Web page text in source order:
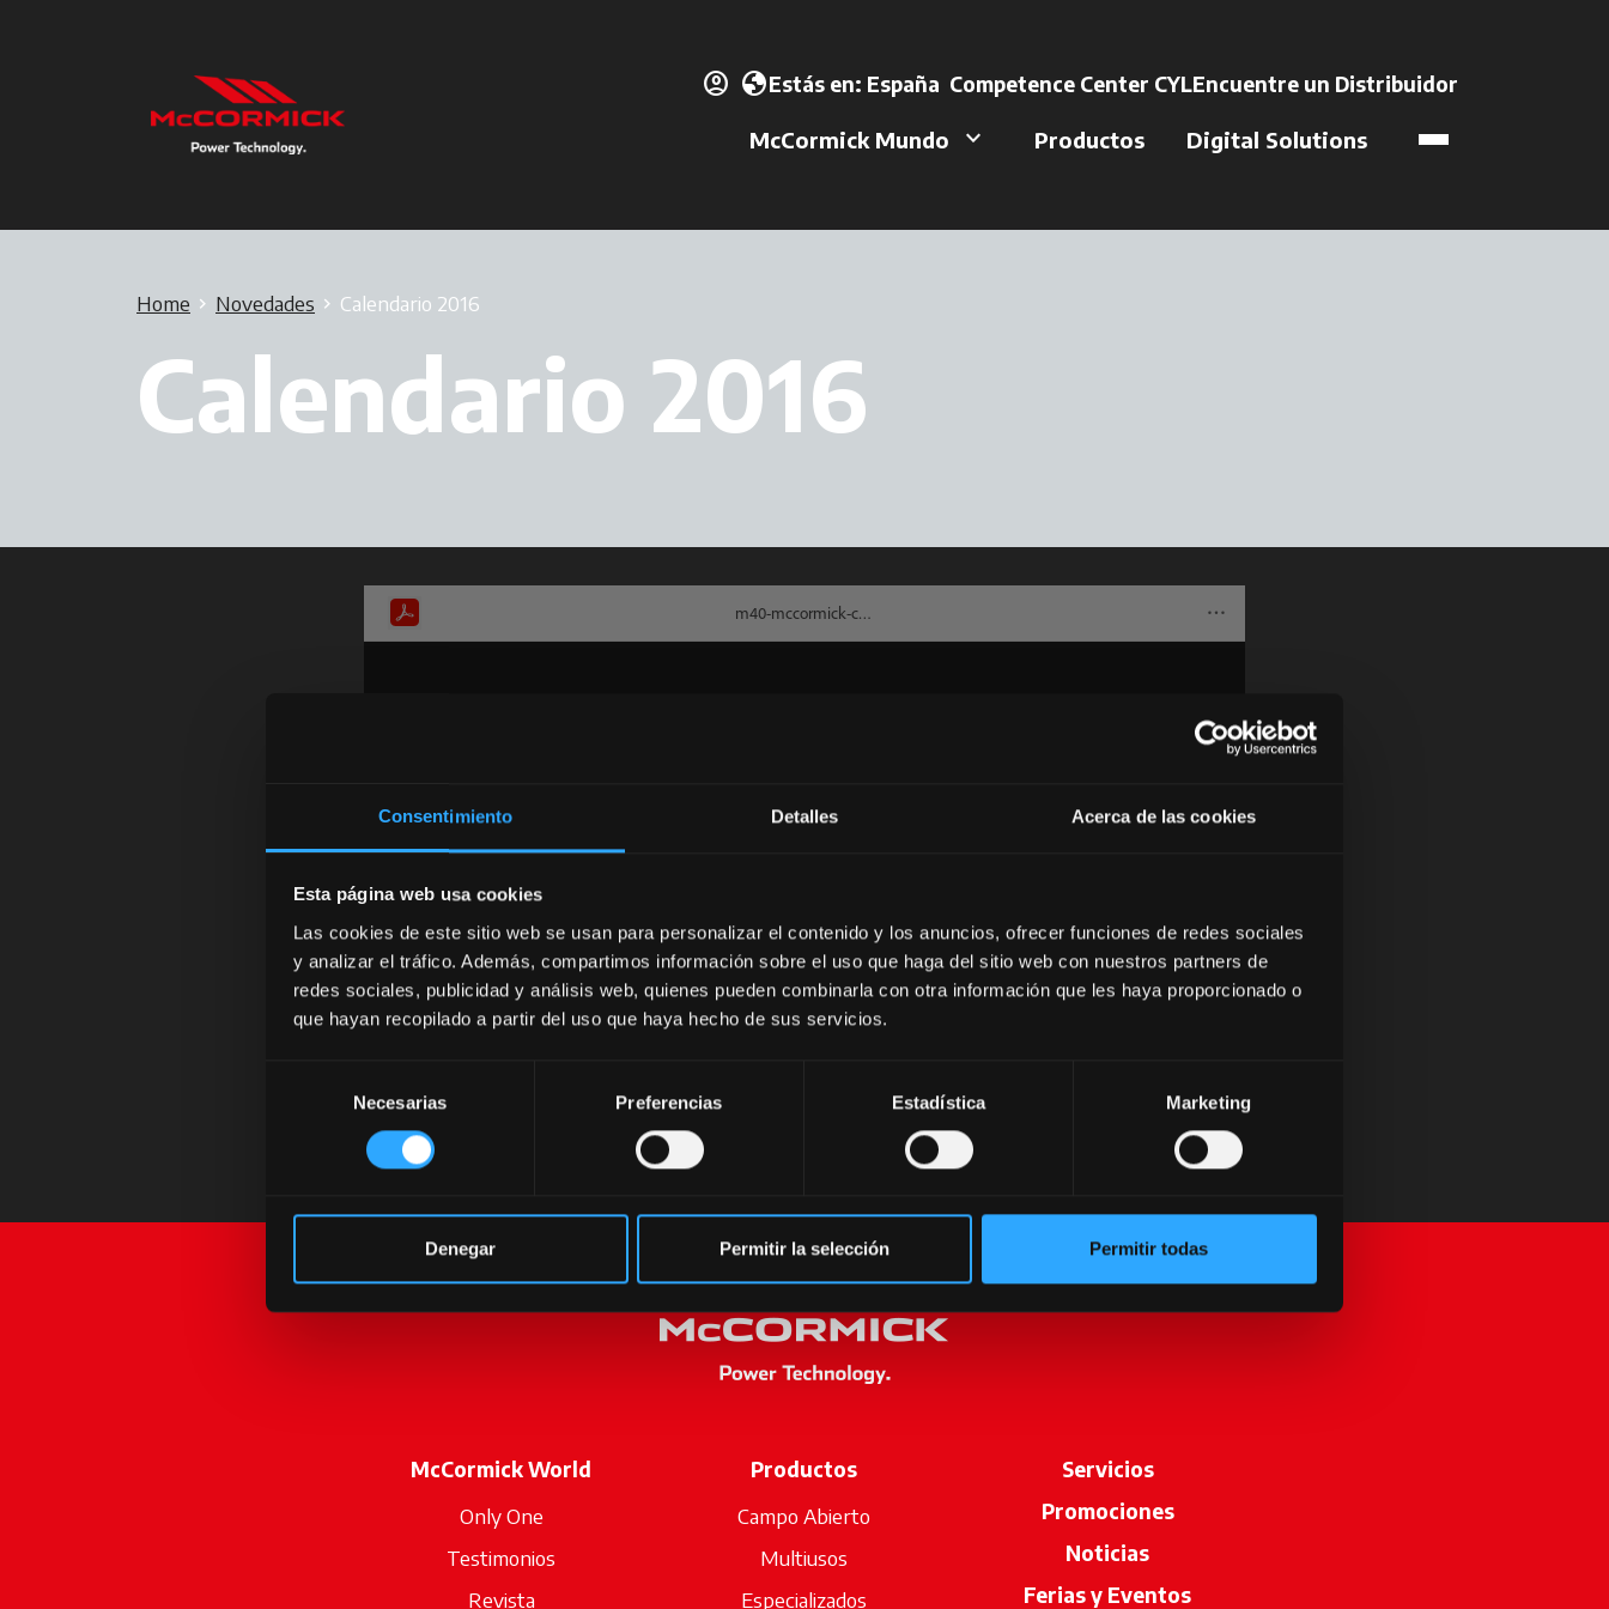
Consentimiento Detalles Acerca de las cookies
Esta página web usa cookies
Las cookies de este sitio web se usan para personalizar el contenido y los anuncios, ofrecer funciones de redes sociales
y analizar el tráfico. Además, compartimos información sobre el uso que haga del sitio web con nuestros partners de
redes sociales, publicidad y análisis web, quienes pueden combinarla con otra información que les haya proporcionado o
que hayan recopilado a partir del uso que haya hecho de sus servicios.
consentimiento
Necesarias Preferencias Estadística Marketing
Denegar Permitir la selección Permitir todas
account_circle se abre en una pestaña nueva
globeEstás en: España Competence Center CYLEncuentre un Distribuidor
McCormick Mundo keyboard_arrow_down Productos Digital Solutions
Home Novedades Calendario 2016
Calendario 2016
McCormick World
Only One
Testimonios
Revista
Productos
Campo Abierto
Multiusos
Especializados
Servicios
Promociones
Noticias
Ferias y Eventos